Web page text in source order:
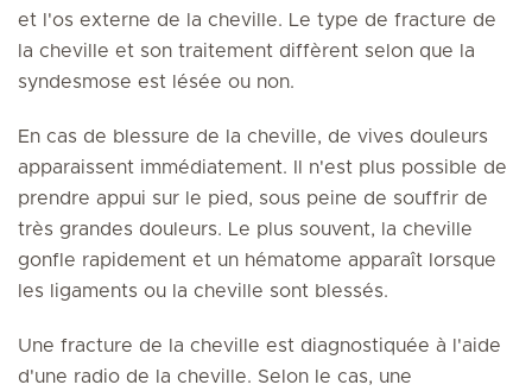
et l'os externe de la cheville. Le type de fracture de
la cheville et son traitement diffèrent selon que la
syndesmose est lésée ou non.
En cas de blessure de la cheville, de vives douleurs
apparaissent immédiatement. Il n'est plus possible de
prendre appui sur le pied, sous peine de souffrir de
très grandes douleurs. Le plus souvent, la cheville
gonfle rapidement et un hématome apparaît lorsque
les ligaments ou la cheville sont blessés.
Une fracture de la cheville est diagnostiquée à l'aide
d'une radio de la cheville. Selon le cas, une